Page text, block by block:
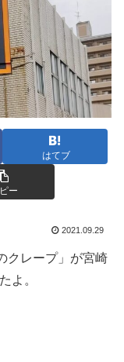
はてブ
ー
2021.09.29
クレープ」が宮崎
よ。